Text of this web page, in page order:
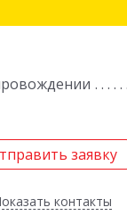
заявку
контакты
заявку
Назад